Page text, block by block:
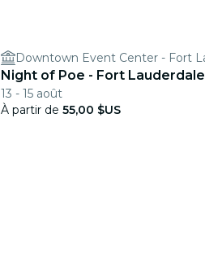
Night of Poe - Fort Lauderdale
13 - 15 août
À partir de 55,00 $US